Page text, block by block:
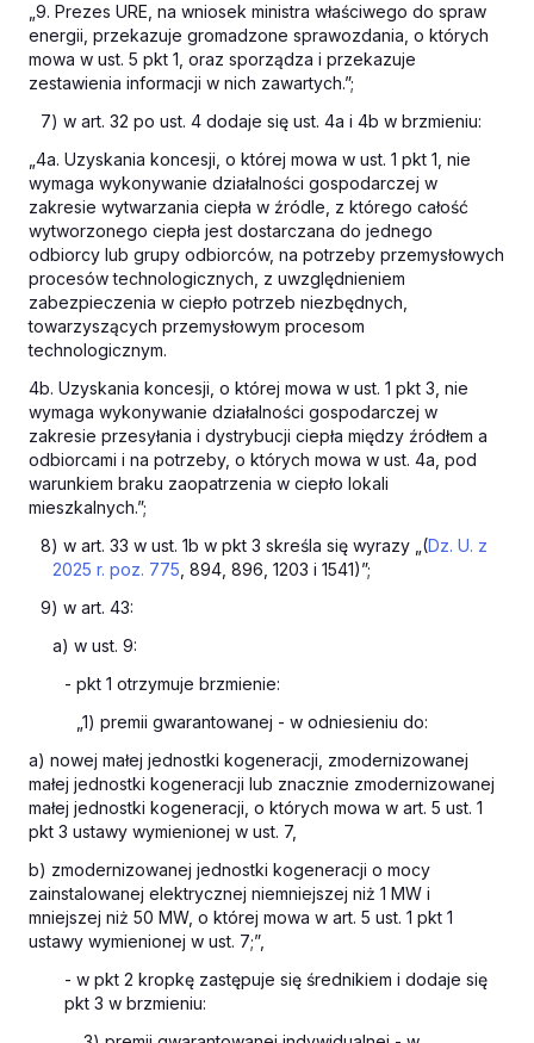
„9. Prezes URE, na wniosek ministra właściwego do spraw
energii, przekazuje gromadzone sprawozdania, o których
mowa w ust. 5 pkt 1, oraz sporządza i przekazuje
zestawienia informacji w nich zawartych.”;
7) w art. 32 po ust. 4 dodaje się ust. 4a i 4b w brzmieniu:
„4a. Uzyskania koncesji, o której mowa w ust. 1 pkt 1, nie
wymaga wykonywanie działalności gospodarczej w
zakresie wytwarzania ciepła w źródle, z którego całość
wytworzonego ciepła jest dostarczana do jednego
odbiorcy lub grupy odbiorców, na potrzeby przemysłowych
procesów technologicznych, z uwzględnieniem
zabezpieczenia w ciepło potrzeb niezbędnych,
towarzyszących przemysłowym procesom
technologicznym.
4b. Uzyskania koncesji, o której mowa w ust. 1 pkt 3, nie
wymaga wykonywanie działalności gospodarczej w
zakresie przesyłania i dystrybucji ciepła między źródłem a
odbiorcami i na potrzeby, o których mowa w ust. 4a, pod
warunkiem braku zaopatrzenia w ciepło lokali
mieszkalnych.”;
8) w art. 33 w ust. 1b w pkt 3 skreśla się wyrazy „(Dz. U. z
2025 r. poz. 775 , 894, 896, 1203 i 1541)”;
9) w art. 43:
a) w ust. 9:
- pkt 1 otrzymuje brzmienie:
„1) premii gwarantowanej - w odniesieniu do:
a) nowej małej jednostki kogeneracji, zmodernizowanej
małej jednostki kogeneracji lub znacznie zmodernizowanej
małej jednostki kogeneracji, o których mowa w art. 5 ust. 1
pkt 3 ustawy wymienionej w ust. 7,
b) zmodernizowanej jednostki kogeneracji o mocy
zainstalowanej elektrycznej niemniejszej niż 1 MW i
mniejszej niż 50 MW, o której mowa w art. 5 ust. 1 pkt 1
ustawy wymienionej w ust. 7;”,
- w pkt 2 kropkę zastępuje się średnikiem i dodaje się
pkt 3 w brzmieniu: